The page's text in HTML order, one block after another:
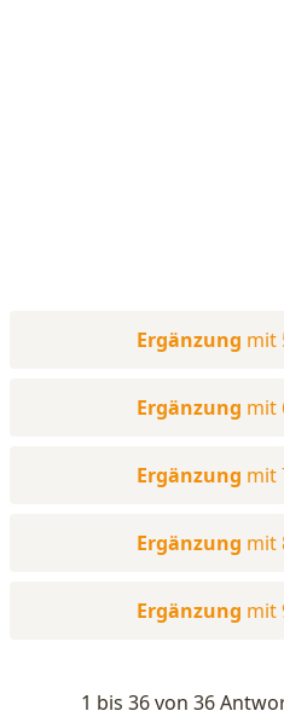
Ergänzung mit
Ergänzung mit
Ergänzung mit
Ergänzung mit
Ergänzung mit
1 bis 36 von 36